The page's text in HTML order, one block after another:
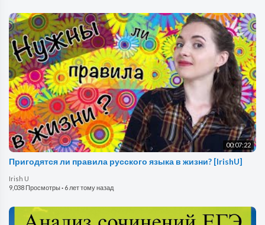
00:07:22
Пригодятся ли правила русского языка в жизни? [IrishU]
Irish U
9,038 Просмотры· 6 лет тому назад